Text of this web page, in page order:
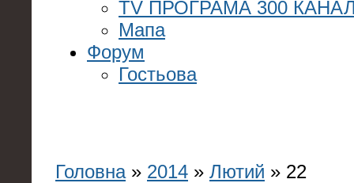
TV ПРОГРАМА 300
Мапа
Форум
Гостьова
Головна» 2014 » Лютий » 22